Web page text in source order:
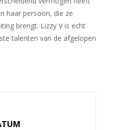
haar persoon, die ze
brengt. Lizzy V is echt
talenten van de afgelopen